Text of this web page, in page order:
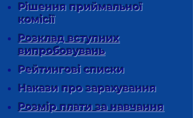
Рішення приймальної
комісії
Розклад вступних
випробовувань
Рейтингові списки
Накази про зарахування
Розмір плати за навчання